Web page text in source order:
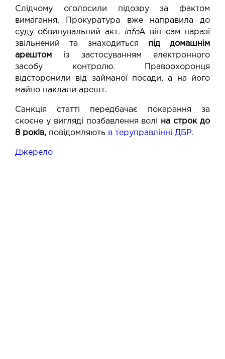
Слідчому оголосили підозру за фактом
вимагання. Прокуратура вже направила до
судуобвинувальний акт. infoА він сам наразі
звільнений та знаходиться під домашнім
арештом із застосуванням електронного
засобу контролю. Правоохоронця
відсторонили від займаної посади, а на його
майно наклали арешт.
Санкція статті передбачає покарання за
скоєне у вигляді позбавлення волі на строк до
8 років, повідомляють в теруправлінні ДБР.
Джерело